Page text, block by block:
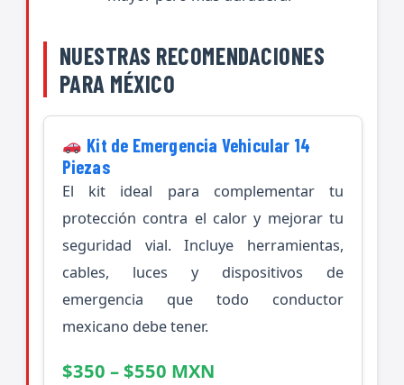
NUESTRAS RECOMENDACIONES
PARA MÉXICO
Kit de Emergencia Vehicular 14
Piezas
El kit ideal para complementar tu
protección contra el calor y mejorar tu
seguridad vial. Incluye herramientas,
cables, luces y dispositivos de
emergencia que todo conductor
mexicano debe tener.
$350 – $550 MXN